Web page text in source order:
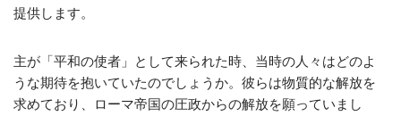
提供します。
主が「平和の使者」として来られた時、当時の人々はどのよ
うな期待を抱いていたのでしょうか。彼らは物質的な解放を
求めており、ローマ帝国の圧政からの解放を願っていまし